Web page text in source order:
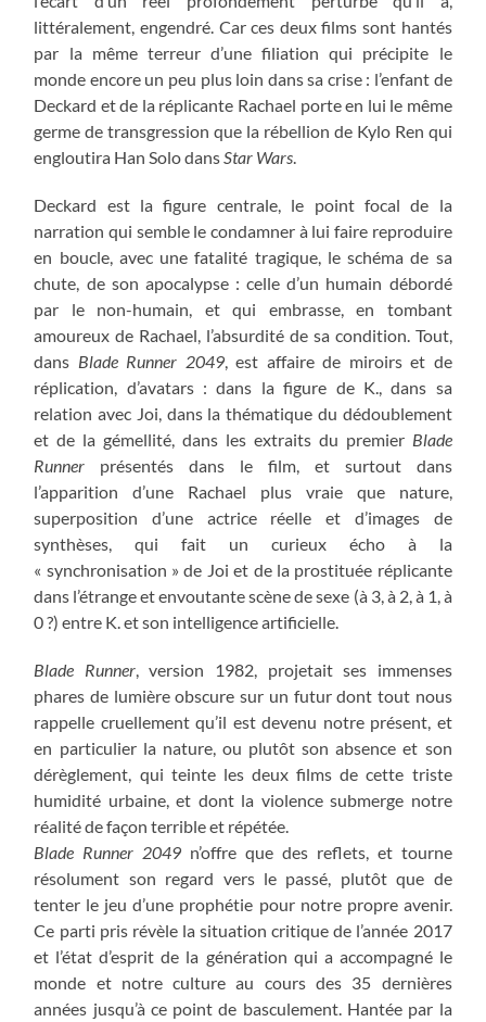
littéralement, engendré. Car ces deux films sont hantés
par la même terreur d’une filiation qui précipite le
monde encore un peu plus loin dans sa crise : l’enfant de
Deckard et de la réplicante Rachael porte en lui le même
germe de transgression que la rébellion de Kylo Ren qui
engloutira Han Solo dans Star Wars
Deckard est la figure centrale, le point focal de la
narration qui semble le condamner à lui faire reproduire
en boucle, avec une fatalité tragique, le schéma de sa
chute, de son apocalypse : celle d’un humain débordé
par le non-humain, et qui embrasse, en tombant
amoureux de Rachael, l’absurdité de sa condition. Tout,
dans Blade Runner 2049, est affaire de miroirs et de
réplication, d’avatars : dans la figure de K., dans sa
relation avec Joi, dans la thématique du dédoublement
et de la gémellité, dans les extraits du premier Blade
Runner présentés dans le film, et surtout dans
l’apparition d’une Rachael plus vraie que nature,
superposition d’une actrice réelle et d’images de
synthèses, qui fait un curieux écho à la
« synchronisation » de Joi et de la prostituée réplicante
dans l’étrange et envoutante scène de sexe (à 3, à 2, à 1, à
0 ?) entre K. et son intelligence artificielle.
Blade Runner, version 1982, projetait ses immenses
phares de lumière obscure sur un futur dont tout nous
rappelle cruellement qu’il est devenu notre présent, et
en particulier la nature, ou plutôt son absence et son
dérèglement, qui teinte les deux films de cette triste
humidité urbaine, et dont la violence submerge notre
réalité de façon terrible et répétée.
Blade Runner 2049 n’offre que des reflets, et tourne
résolument son regard vers le passé, plutôt que de
tenter le jeu d’une prophétie pour notre propre avenir.
Ce parti pris révèle la situation critique de l’année 2017
et l’état d’esprit de la génération qui a accompagné le
monde et notre culture au cours des 35 dernières
années jusqu’à ce point de basculement. Hantée par la